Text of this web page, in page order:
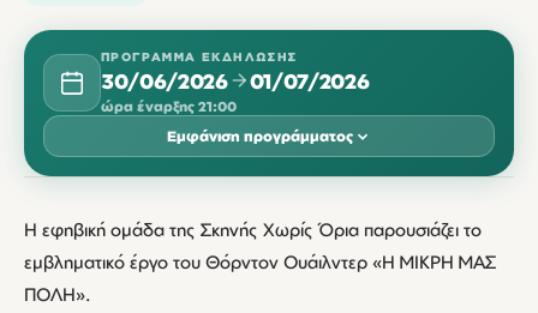
ΠΡΌΓΡΑΜΜΑ ΕΚΔΉΛΩΣΗΣ
30/06/2026 01/07/2026
ώρα έναρξης 21:00
Εμφάνιση προγράμματος
Η εφηβική ομάδα της Σκηνής Χωρίς Όρια παρουσιάζει το
εμβληματικό έργο του Θόρντον Ουάιλντερ «Η ΜΙΚΡΗ ΜΑΣ
ΠΟΛΗ».